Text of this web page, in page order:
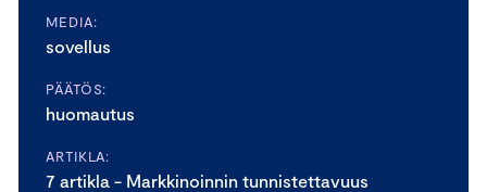
MEDIA:
sovellus
PÄÄTÖS:
huomautus
ARTIKLA:
7 artikla - Markkinoinnin tunnistettavuus